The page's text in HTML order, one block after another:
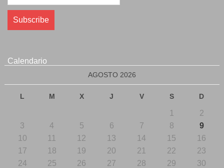
Calendario
AGOSTO 2026
L M X J V S D
1
2
3
4 5 6 7 8
9
10
11 12 13 14 15
16
17
18 19 20 21 22
23
24
25 26 27 28 29 30